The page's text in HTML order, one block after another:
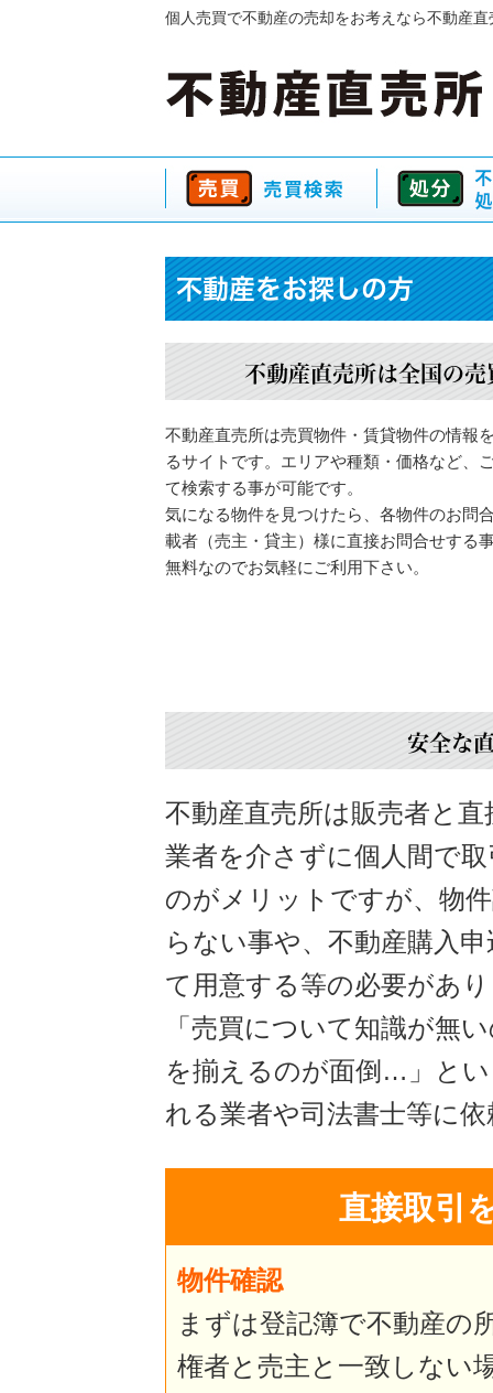
個人売買で不動産の売却をお考えなら不動産直
不動産をお探しの方
不動産直売所は全国の
不動産直売所は売買物件・賃貸物件の情報
るサイトです。エリアや種類・価格など、
て検索する事が可能です。
気になる物件を見つけたら、各物件のお問
載者（売主・貸主）様に直接お問合せする
無料なのでお気軽にご利用下さい。
安全な
不動産直売所は販売者と
業者を介さずに個人間で
のがメリットですが、物
らない事や、不動産購入
て用意する等の必要があ
「売買について知識が無
を揃えるのが面倒…」と
れる業者や司法書士等に
直接取引
物件確認
まずは登記簿で不動産の
権者と売主と一致しない